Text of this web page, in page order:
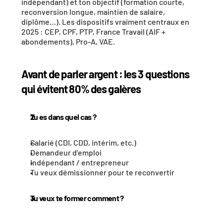
reconversion longue, maintien de salaire,
diplôme…). Les dispositifs vraiment centraux en
2025 : CEP, CPF, PTP, France Travail (AIF +
abondements), Pro-A, VAE.
Avant de parler argent : les 3 questions
qui évitent 80% des galères
Tu es dans quel cas ?
Salarié (CDI, CDD, intérim, etc.)
Demandeur d’emploi
Indépendant / entrepreneur
Tu veux démissionner pour te reconvertir
Tu veux te former comment ?